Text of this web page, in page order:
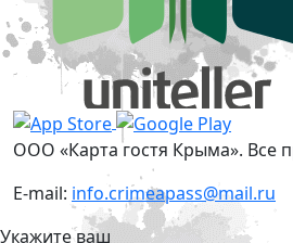
ООО «Карта гостя Крыма». Все
E-mail: info.crimeapass@mail.ru
Укажите ваш